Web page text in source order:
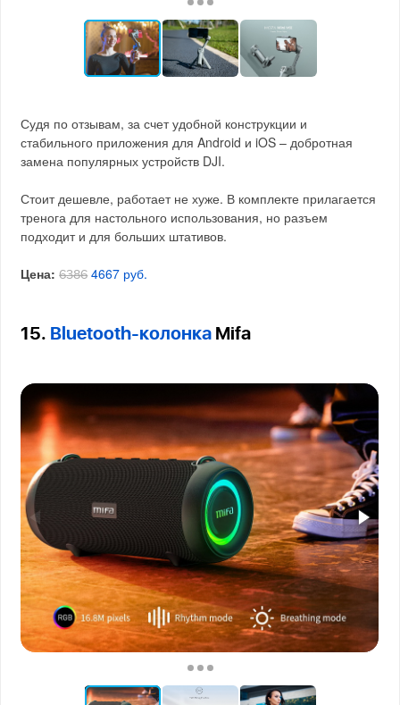
Судя по отзывам, за счет удобной конструкции и
стабильного приложения для Android и iOS – добротная
замена популярных устройств DJI.
Стоит дешевле, работает не хуже. В комплекте прилагается
тренога для настольного использования, но разъем
подходит и для больших штативов.
Цена: 6386 4667 руб.
15. Bluetooth-колонка Mifa